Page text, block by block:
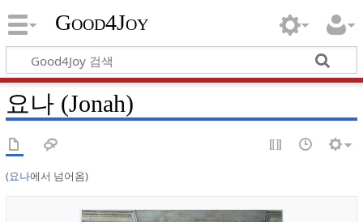
Good4Joy
요나 (Jonah)
(요나에서 넘어옴)